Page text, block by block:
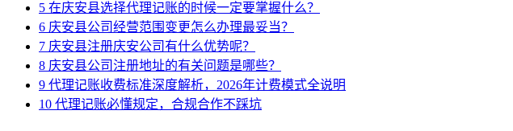
5 在庆安县选择代理记账的时候一定要掌握什么？
6 庆安县公司经营范围变更怎么办理最妥当？
7 庆安县注册庆安公司有什么优势呢？
8 庆安县公司注册地址的有关问题是哪些？
9 代理记账收费标准深度解析，2026年计费模式全说明
10 代理记账必懂规定，合规合作不踩坑